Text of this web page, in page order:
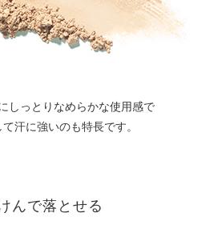
しっとりなめらかな使用感で
汗に強いのも特長です。
んで落とせる